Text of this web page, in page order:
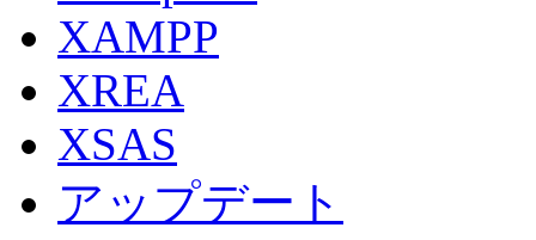
XAMPP
XREA
XSAS
アップデート